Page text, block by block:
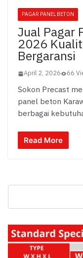
PAGAR PANEL BETON
Jual Pagar
2026
Bergaransi
April 2, 2026 66
Sokon Precast
panel beton
berbagai
Read More